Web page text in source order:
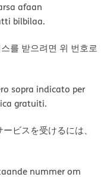
afaan
bilbilaa.
를 받으려면 위 번호로
sopra indicato per
gratuiti.
ビスを受けるには、
nummer om